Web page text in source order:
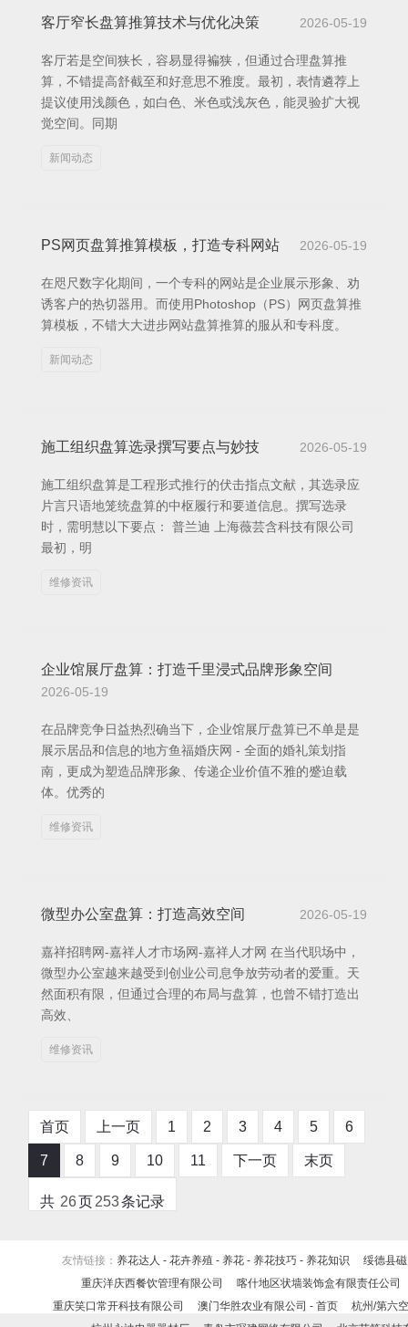
客厅窄长盘算推算技术与优化决策 2026-05-19
客厅若是空间狭长，容易显得褊狭，但通过合理盘算推
算，不错提高舒截至和好意思不雅度。最初，表情遴荐上
提议使用浅颜色，如白色、米色或浅灰色，能灵验扩大视
觉空间。同期
新闻动态
PS网页盘算推算模板，打造专科网站 2026-05-19
在咫尺数字化期间，一个专科的网站是企业展示形象、劝
诱客户的热切器用。而使用Photoshop（PS）网页盘算推
算模板，不错大大进步网站盘算推算的服从和专科度。
新闻动态
施工组织盘算选录撰写要点与妙技 2026-05-19
施工组织盘算是工程形式推行的伏击指点文献，其选录应
片言只语地笼统盘算的中枢履行和要道信息。撰写选录
时，需明慧以下要点： 普兰迪 上海薇芸含科技有限公司
最初，明
维修资讯
企业馆展厅盘算：打造千里浸式品牌形象空间
2026-05-19
在品牌竞争日益热烈确当下，企业馆展厅盘算已不单是是
展示居品和信息的地方鱼福婚庆网 - 全面的婚礼策划指
南，更成为塑造品牌形象、传递企业价值不雅的蹙迫载
体。优秀的
维修资讯
微型办公室盘算：打造高效空间 2026-05-19
嘉祥招聘网-嘉祥人才市场网-嘉祥人才网 在当代职场中，
微型办公室越来越受到创业公司息争放劳动者的爱重。天
然面积有限，但通过合理的布局与盘算，也曾不错打造出
高效、
维修资讯
首页 上一页 1 2 3 4 5 6
7 8 9 10 11 下一页 末页
共 26页253条记录
友情链接： 养花达人 - 花卉养殖 - 养花 - 养花技巧 - 养花知识
绥德县
重庆洋庆西餐饮管理有限公司
喀什地区状墙装饰盒有限责任公司
重庆笑口常开科技有限公司
澳门华胜农业有限公司 - 首页
杭州/第六